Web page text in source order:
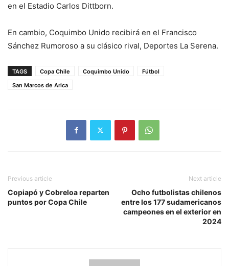
en el Estadio Carlos Dittborn.
En cambio, Coquimbo Unido recibirá en el Francisco
Sánchez Rumoroso a su clásico rival, Deportes La Serena.
TAGS Copa Chile Coquimbo Unido
Fútbol
San Marcos de Arica
Previous article
Copiapó y Cobreloa reparten
puntos por Copa Chile
Next article
Ocho futbolistas chilenos
entre los 177 sudamericanos
campeones en el exterior en
2024